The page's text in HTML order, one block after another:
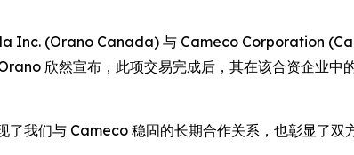
Inc. (Orano Canada) 与 Cameco Corporation
欣然宣布，此项交易完成后，其在该合资企业中
我们与 Cameco 稳固的长期合作关系，也彰显了双